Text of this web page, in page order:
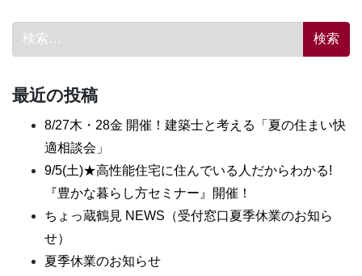
検索:
最近の投稿
8/27木・28金 開催！建築士と考える「夏の住まい快
適相談会」
9/5(土)★高性能住宅に住んでいる人だからわかる!
『豊かな暮らし方セミナー』開催！
ちょっ蔵鶴見 NEWS（受付窓口夏季休業のお知ら
せ）
夏季休業のお知らせ